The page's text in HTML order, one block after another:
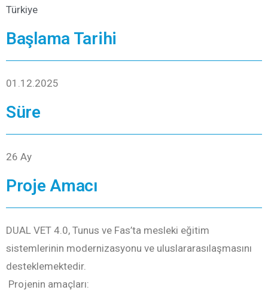
Türkiye
Başlama Tarihi
01.12.2025
Süre
26 Ay
Proje Amacı
DUAL VET 4.0, Tunus ve Fas’ta mesleki eğitim
sistemlerinin modernizasyonu ve uluslararasılaşmasını
desteklemektedir.
Projenin amaçları: